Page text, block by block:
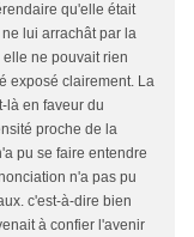
qu'elle était
lui arrachât par la
ne pouvait rien
exposé clairement. La
là en faveur du
proche de la
pu se faire entendre
n'a pas pu
c'est-à-dire bien
à confier l'avenir